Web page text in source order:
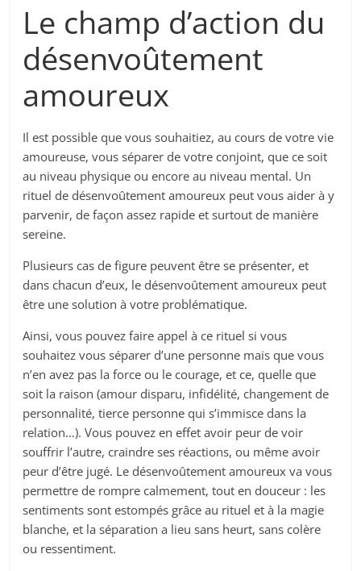
Le champ d’action du
désenvoûtement
amoureux
Il est possible que vous souhaitiez, au cours de votre vie
amoureuse, vous séparer de votre conjoint, que ce soit
au niveau physique ou encore au niveau mental. Un
rituel de désenvoûtement amoureux peut vous aider à y
parvenir, de façon assez rapide et surtout de manière
sereine.
Plusieurs cas de figure peuvent être se présenter, et
dans chacun d’eux, le désenvoûtement amoureux peut
être une solution à votre problématique.
Ainsi, vous pouvez faire appel à ce rituel si vous
souhaitez vous séparer d’une personne mais que vous
n’en avez pas la force ou le courage, et ce, quelle que
soit la raison (amour disparu, infidélité, changement de
personnalité, tierce personne qui s’immisce dans la
relation…). Vous pouvez en effet avoir peur de voir
souffrir l’autre, craindre ses réactions, ou même avoir
peur d’être jugé. Le désenvoûtement amoureux va vous
permettre de rompre calmement, tout en douceur : les
sentiments sont estompés grâce au rituel et à la magie
blanche, et la séparation a lieu sans heurt, sans colère
ou ressentiment.